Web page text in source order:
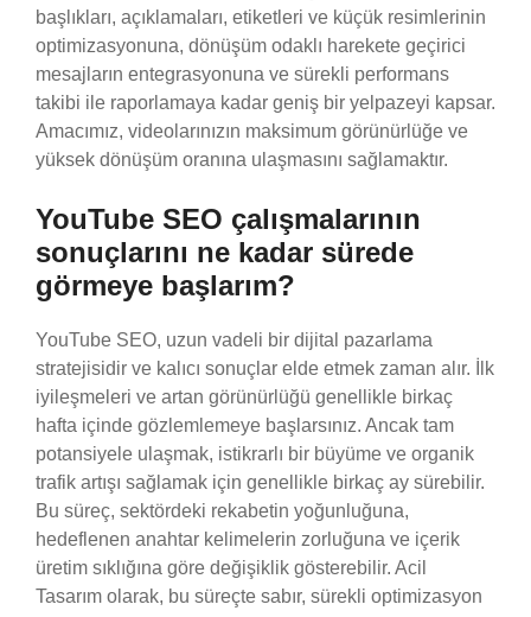
başlıkları, açıklamaları, etiketleri ve küçük resimlerinin
optimizasyonuna, dönüşüm odaklı harekete geçirici
mesajların entegrasyonuna ve sürekli performans
takibi ile raporlamaya kadar geniş bir yelpazeyi kapsar.
Amacımız, videolarınızın maksimum görünürlüğe ve
yüksek dönüşüm oranına ulaşmasını sağlamaktır.
YouTube SEO çalışmalarının
sonuçlarını ne kadar sürede
görmeye başlarım?
YouTube SEO, uzun vadeli bir dijital pazarlama
stratejisidir ve kalıcı sonuçlar elde etmek zaman alır. İlk
iyileşmeleri ve artan görünürlüğü genellikle birkaç
hafta içinde gözlemlemeye başlarsınız. Ancak tam
potansiyele ulaşmak, istikrarlı bir büyüme ve organik
trafik artışı sağlamak için genellikle birkaç ay sürebilir.
Bu süreç, sektördeki rekabetin yoğunluğuna,
hedeflenen anahtar kelimelerin zorluğuna ve içerik
üretim sıklığına göre değişiklik gösterebilir. Acil
Tasarım olarak, bu süreçte sabır, sürekli optimizasyon